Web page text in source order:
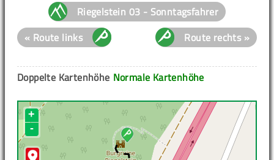
Riegelstein 03 - Sonntagsfahrer
« Route links
Route rechts »
Normale Kartenhöhe
Doppelte Kartenhöhe
+
-